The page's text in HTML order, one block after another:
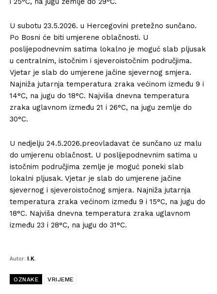
U subotu 23.5.2026. u Hercegovini pretežno sunčano.
Po Bosni će biti umjerene oblačnosti. U
poslijepodnevnim satima lokalno je moguć slab pljusak
u centralnim, istočnim i sjeveroistočnim područjima.
Vjetar je slab do umjerene jačine sjevernog smjera.
Najniža jutarnja temperatura zraka većinom između 9 i
14°C, na jugu do 18°C. Najviša dnevna temperatura
zraka uglavnom između 21 i 26°C, na jugu zemlje do
30°C.
U nedjelju 24.5.2026.preovladavat će sunčano uz malu
do umjerenu oblačnost. U poslijepodnevnim satima u
istočnim područjima zemlje je moguć poneki slab
lokalni pljusak. Vjetar je slab do umjerene jačine
sjevernog i sjeveroistočnog smjera. Najniža jutarnja
temperatura zraka većinom između 9 i 15°C, na jugu do
18°C. Najviša dnevna temperatura zraka uglavnom
između 23 i 28°C, na jugu do 31°C.
Autor: I.K.
OZNAKE VRIJEME